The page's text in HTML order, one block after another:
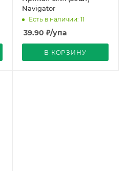
Navigator
Есть в наличии: 11
39.90 ₽/упа
В КОРЗИНУ